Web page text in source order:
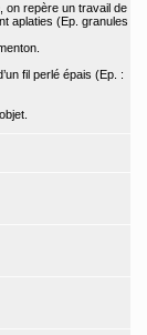
on repère un travail de
aplaties (Ep. granules
fil perlé épais (Ep. :